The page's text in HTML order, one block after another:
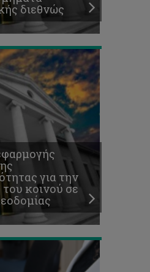
διεθνώς
για την
κοινού σε